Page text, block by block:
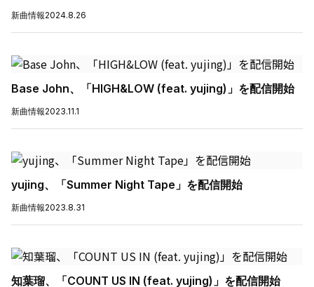
新曲情報2024.8.26
Base John、「HIGH&LOW (feat. yujing)」を配信開始
新曲情報2023.11.1
yujing、「Summer Night Tape」を配信開始
新曲情報2023.8.31
知葉瑠、「COUNT US IN (feat. yujing)」を配信開始